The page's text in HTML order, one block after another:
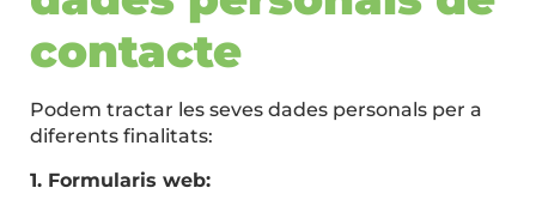
contacte
Podem tractar les seves dades personals per a
diferents finalitats:
1. Formularis web: